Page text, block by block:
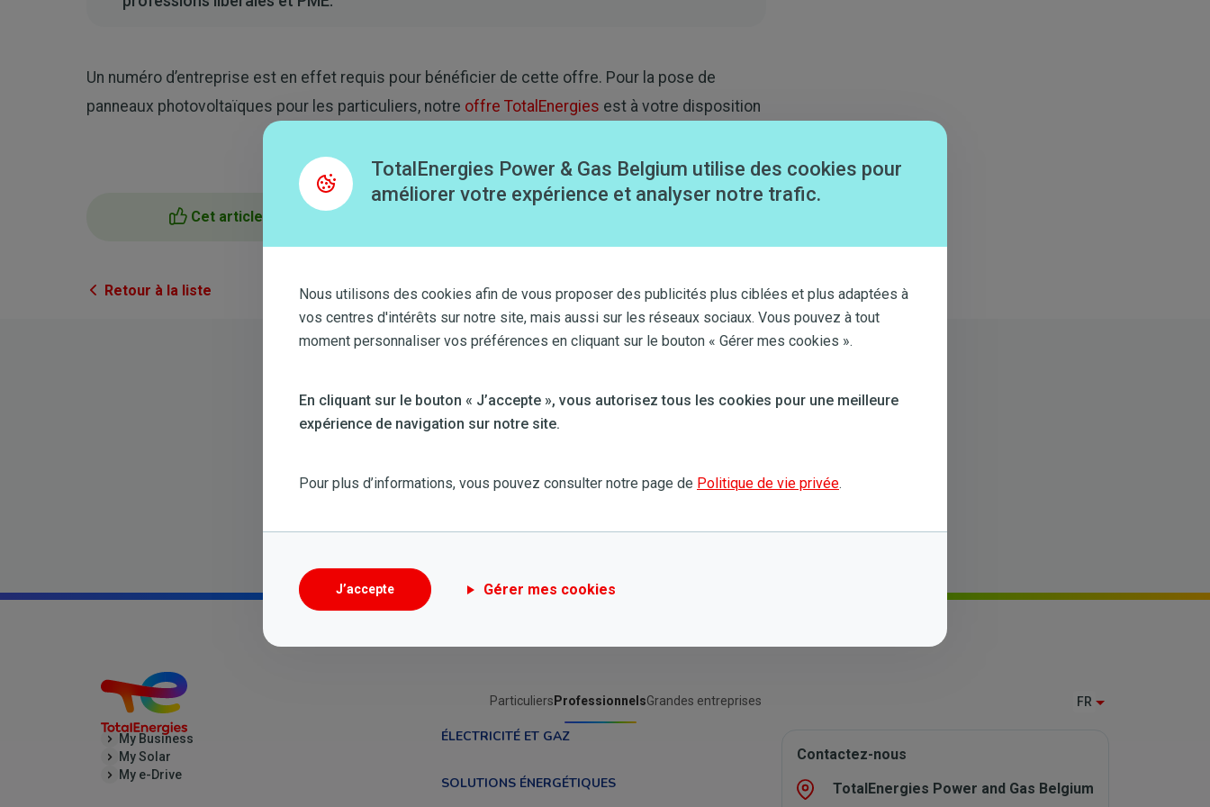
Un numéro d’entreprise est en effet requis pour bénéficier de cette offre. Pour la pose de
panneaux photovoltaïques pour les particuliers, notre offre TotalEnergies est à votre disposition
Cet article m'a aidé
Retour à la liste
Toujours besoin d'aide?
Particuliers ProfessionnelsGrandes entreprises FR
My Business
My Solar
My e-Drive
ÉLECTRICITÉ ET GAZ
SOLUTIONS ÉNERGÉTIQUES
Contactez-nous
TotalEnergies Power and Gas Belgium
TotalEnergies Power & Gas Belgium utilise des cookies pour
améliorer votre expérience et analyser notre trafic.
Nous utilisons des cookies afin de vous proposer des publicités plus ciblées et plus adaptées à
vos centres d'intérêts sur notre site, mais aussi sur les réseaux sociaux. Vous pouvez à tout
moment personnaliser vos préférences en cliquant sur le bouton « Gérer mes cookies ».
En cliquant sur le bouton « J’accepte », vous autorisez tous les cookies pour une meilleure
expérience de navigation sur notre site.
Pour plus d’informations, vous pouvez consulter notre page de Politique de vie privée.
J’accepte Gérer mes cookies